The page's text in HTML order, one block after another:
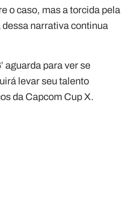
o caso, mas a torcida pela
narrativa continua
aguarda para ver se
levar seu talento
da Capcom Cup X.